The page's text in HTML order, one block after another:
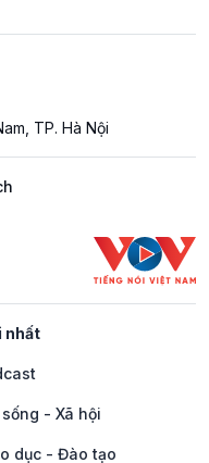
TP. Hà Nội
nhất
- Xã hội
dục - Đào tạo